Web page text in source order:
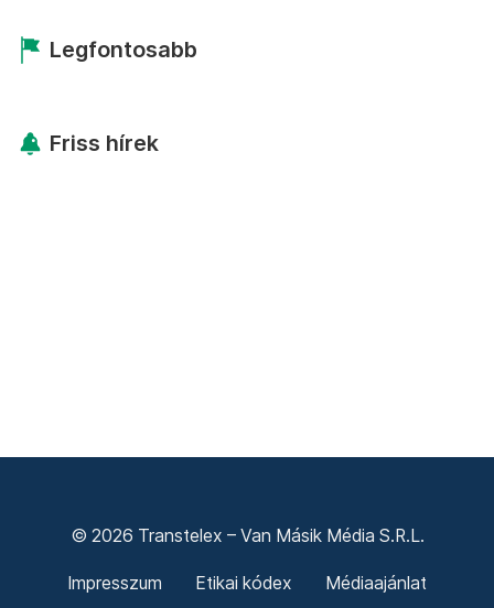
Legfontosabb
Friss hírek
© 2026 Transtelex – Van Másik Média S.R.L.
Impresszum Etikai kódex Médiaajánlat